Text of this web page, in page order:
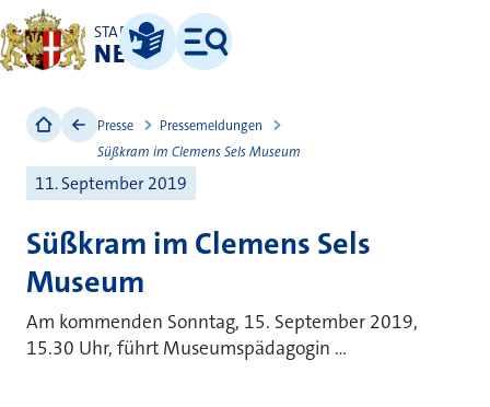
STADT
NEUSS
Leichte Sprache
Menü
Presse
Pressemeldungen
Süßkram im Clemens Sels Museum
11. September 2019
Süßkram im Clemens Sels
Museum
Am kommenden Sonntag, 15. September 2019,
15.30 Uhr, führt Museumspädagogin ...